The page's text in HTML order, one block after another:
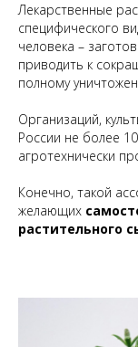
Лекарственные
специфического
человека –
приводить к
полному
Организаций,
России не более
агротехнически
Конечно, такой
желающих
растительного